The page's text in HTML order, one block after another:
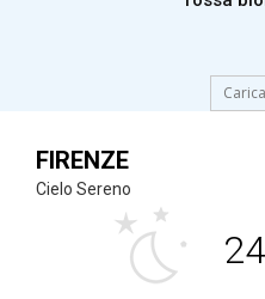
FIRENZE
Cielo Sereno